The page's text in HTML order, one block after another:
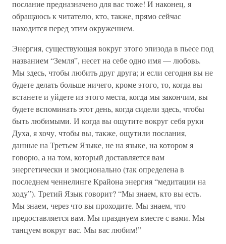
послание предназначено для вас тоже! И наконец, я
обращаюсь к читателю, кто, также, прямо сейчас
находится перед этим окружением.
Энергия, существующая вокруг этого эпизода в пьесе под
названием “Земля”, несет на себе одно имя — любовь.
Мы здесь, чтобы любить друг друга; и если сегодня вы не
будете делать больше ничего, кроме этого, то, когда вы
встанете и уйдете из этого места, когда мы закончим, вы
будете вспоминать этот день, когда сидели здесь, чтобы
быть любимыми. И когда вы ощутите вокруг себя руки
Духа, я хочу, чтобы вы, также, ощутили послания,
данные на Третьем Языке, не на языке, на котором я
говорю, а на том, который доставляется вам
энергетически и эмоционально (так определена в
последнем ченнелинге Крайона энергия “медитации на
ходу”). Третий Язык говорит? “Мы знаем, кто вы есть.
Мы знаем, через что вы проходите. Мы знаем, что
предоставляется вам. Мы празднуем вместе с вами. Мы
танцуем вокруг вас. Мы вас любим!”